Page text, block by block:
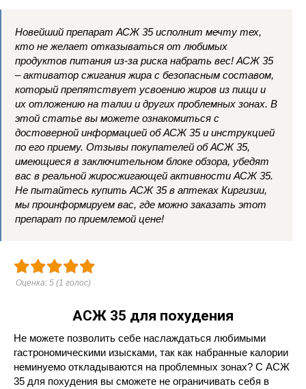
Новейший препарат АСЖ 35 исполнит мечту тех,
кто не желает отказываться от любимых
продуктов питания из-за риска набрать вес! АСЖ 35
– активатор сжигания жира с безопасным составом,
который препятствует усвоению жиров из пищи и
их отложению на талии и других проблемных зонах. В
этой статье вы можете ознакомиться с
достоверной информацией об АСЖ 35 и инструкцией
по его приему. Отзывы покупателей об АСЖ 35,
имеющиеся в заключительном блоке обзора, убедят
вас в реальной жиросжигающей активности АСЖ 35.
Не пытайтесь купить АСЖ 35 в аптеках Киргизии,
мы проинформируем вас, где можно заказать этот
препарат по приемлемой цене!
Оценка: 5 (1 голос)
АСЖ 35 для похудения
Не можете позволить себе наслаждаться любимыми
гастрономическими изысками, так как набранные калории
неминуемо откладываются на проблемных зонах? С АСЖ
35 для похудения вы сможете не ограничивать себя в